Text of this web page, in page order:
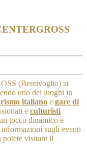
(Bentivoglio) si
uno dei luoghi in
italiano e gare di
e culturisti
tocco dinamico e
sugli eventi
visitare il